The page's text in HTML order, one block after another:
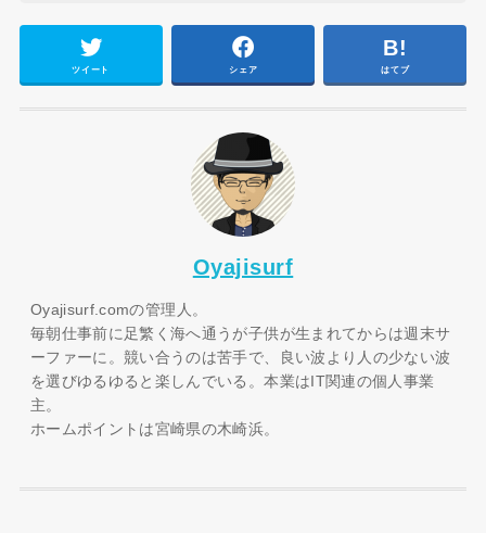
ツイート シェア はてブ
Oyajisurf
Oyajisurf.comの管理人。
毎朝仕事前に足繁く海へ通うが子供が生まれてからは週末サ
ーファーに。競い合うのは苦手で、良い波より人の少ない波
を選びゆるゆると楽しんでいる。本業はIT関連の個人事業
主。
ホームポイントは宮崎県の木崎浜。